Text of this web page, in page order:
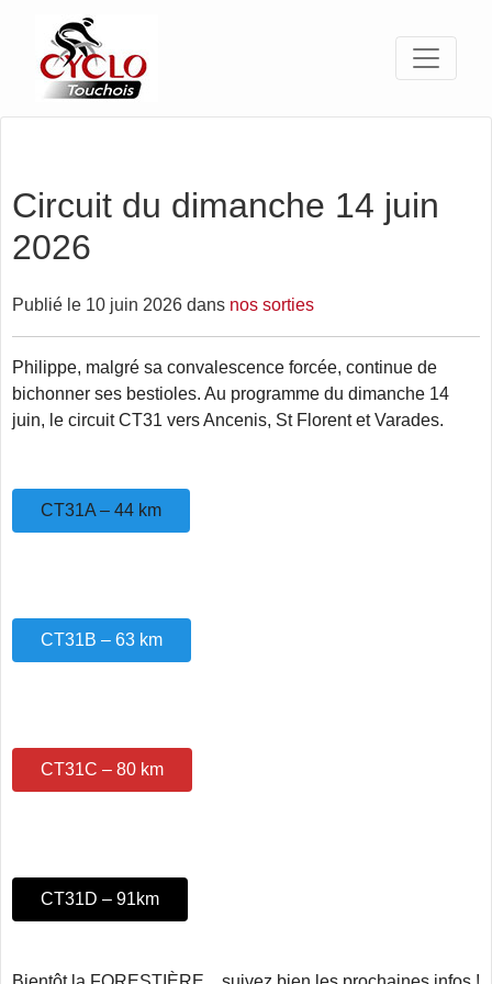
Circuit du dimanche 14 juin
2026
Publié le 10 juin 2026 dans nos sorties
Philippe, malgré sa convalescence forcée, continue de
bichonner ses bestioles. Au programme du dimanche 14
juin, le circuit CT31 vers Ancenis, St Florent et Varades.
CT31A – 44 km
CT31B – 63 km
CT31C – 80 km
CT31D – 91km